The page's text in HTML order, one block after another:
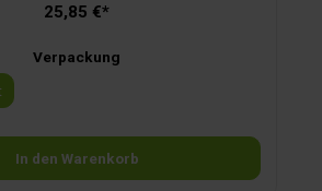
außen noch von innen möglich.kein
Campern für Camper
25,85 €*
Verpackung
In den Warenkorb